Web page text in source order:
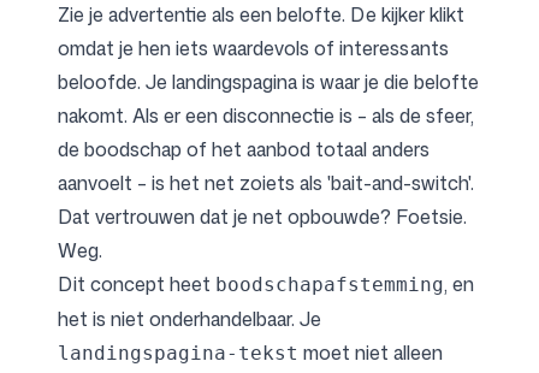
Zie je advertentie als een belofte. De kijker klikt
omdat je hen iets waardevols of interessants
beloofde. Je landingspagina is waar je die belofte
nakomt. Als er een disconnectie is – als de sfeer,
de boodschap of het aanbod totaal anders
aanvoelt – is het net zoiets als 'bait-and-switch'.
Dat vertrouwen dat je net opbouwde? Foetsie.
Weg.
Dit concept heet boodschapafstemming, en
het is niet onderhandelbaar. Je
landingspagina-tekst moet niet alleen